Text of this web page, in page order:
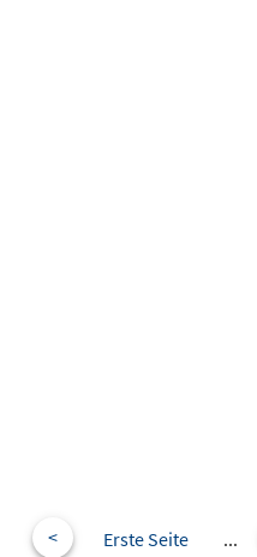
< Erste Seite ...